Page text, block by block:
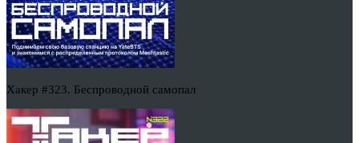
Хакер #323. Беспроводной самопал